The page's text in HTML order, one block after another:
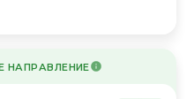
НАПРАВЛЕНИЕ